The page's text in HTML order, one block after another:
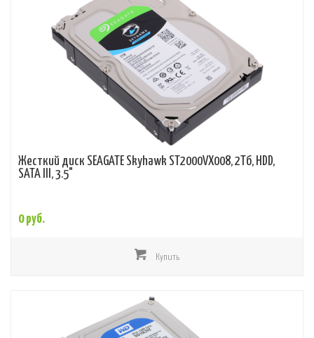
Жесткий диск SEAGATE Skyhawk ST2000VX008, 2Тб, HDD,
SATA III, 3.5"
0 руб.
Купить